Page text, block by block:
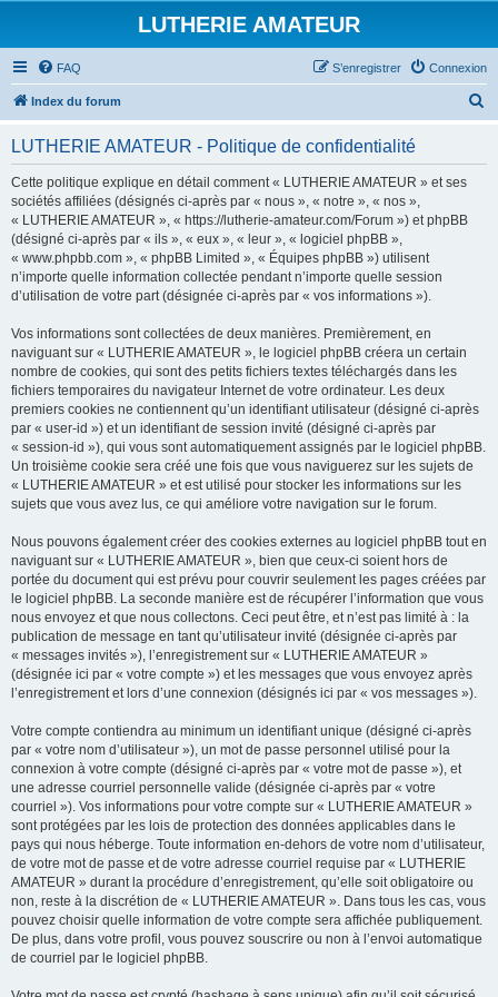
LUTHERIE AMATEUR
FAQ Connexion
S’enregistrer
Index du forum
LUTHERIE AMATEUR - Politique de confidentialité
Cette politique explique en détail comment « LUTHERIE AMATEUR » et ses
sociétés affiliées (désignés ci-après par « nous », « notre », « nos »,
« LUTHERIE AMATEUR », « https://lutherie-amateur.com/Forum ») et phpBB
(désigné ci-après par « ils », « eux », « leur », « logiciel phpBB »,
« www.phpbb.com », « phpBB Limited », « Équipes phpBB ») utilisent
n’importe quelle information collectée pendant n’importe quelle session
d’utilisation de votre part (désignée ci-après par « vos informations »).
Vos informations sont collectées de deux manières. Premièrement, en
naviguant sur « LUTHERIE AMATEUR », le logiciel phpBB créera un certain
nombre de cookies, qui sont des petits fichiers textes téléchargés dans les
fichiers temporaires du navigateur Internet de votre ordinateur. Les deux
premiers cookies ne contiennent qu’un identifiant utilisateur (désigné ci-après
par « user-id ») et un identifiant de session invité (désigné ci-après par
« session-id »), qui vous sont automatiquement assignés par le logiciel phpBB.
Un troisième cookie sera créé une fois que vous naviguerez sur les sujets de
« LUTHERIE AMATEUR » et est utilisé pour stocker les informations sur les
sujets que vous avez lus, ce qui améliore votre navigation sur le forum.
Nous pouvons également créer des cookies externes au logiciel phpBB tout en
naviguant sur « LUTHERIE AMATEUR », bien que ceux-ci soient hors de
portée du document qui est prévu pour couvrir seulement les pages créées par
le logiciel phpBB. La seconde manière est de récupérer l’information que vous
nous envoyez et que nous collectons. Ceci peut être, et n’est pas limité à : la
publication de message en tant qu’utilisateur invité (désignée ci-après par
« messages invités »), l’enregistrement sur « LUTHERIE AMATEUR »
(désignée ici par « votre compte ») et les messages que vous envoyez après
l’enregistrement et lors d’une connexion (désignés ici par « vos messages »).
Votre compte contiendra au minimum un identifiant unique (désigné ci-après
par « votre nom d’utilisateur »), un mot de passe personnel utilisé pour la
connexion à votre compte (désigné ci-après par « votre mot de passe »), et
une adresse courriel personnelle valide (désignée ci-après par « votre
courriel »). Vos informations pour votre compte sur « LUTHERIE AMATEUR »
sont protégées par les lois de protection des données applicables dans le
pays qui nous héberge. Toute information en-dehors de votre nom d’utilisateur,
de votre mot de passe et de votre adresse courriel requise par « LUTHERIE
AMATEUR » durant la procédure d’enregistrement, qu’elle soit obligatoire ou
non, reste à la discrétion de « LUTHERIE AMATEUR ». Dans tous les cas, vous
pouvez choisir quelle information de votre compte sera affichée publiquement.
De plus, dans votre profil, vous pouvez souscrire ou non à l’envoi automatique
de courriel par le logiciel phpBB.